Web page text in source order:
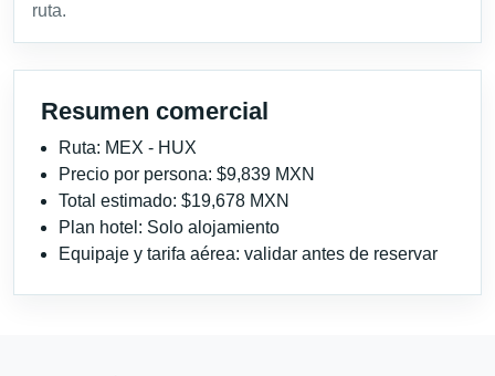
ruta.
Resumen comercial
Ruta: MEX - HUX
Precio por persona: $9,839 MXN
Total estimado: $19,678 MXN
Plan hotel: Solo alojamiento
Equipaje y tarifa aérea: validar antes de reservar